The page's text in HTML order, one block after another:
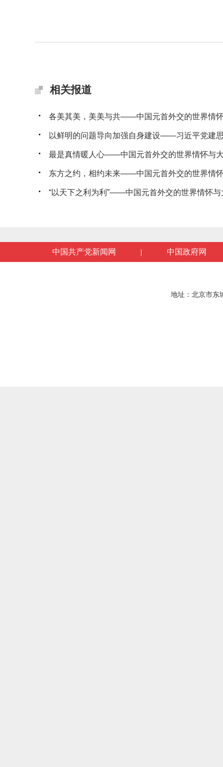
相关报道
各美其美，美美与共——中国元首外交的世界情
以鲜明的问题导向加强自身建设——习近平党建
最是真情暖人心——中国元首外交的世界情怀与
东方之约，相约未来——中国元首外交的世界情
“以天下之利为利”——中国元首外交的世界情怀与
中国共产党新闻网 | 中国政府网
地址：北京市东